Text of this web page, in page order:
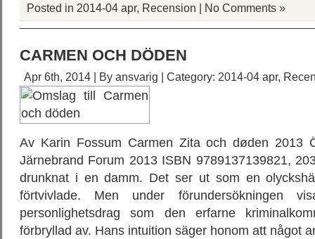
Posted in 2014-04 apr, Recension | No Comments »
CARMEN OCH DÖDEN
Apr 6th, 2014 | By ansvarig | Category: 2014-04 apr,
Av Karin Fossum Carmen Zita och døden 2013
Järnebrand Forum 2013 ISBN 9789137139821,
drunknat i en damm. Det ser ut som en
förtvivlade. Men under förundersökningen
personlighetsdrag som den erfarne
förbryllad av. Hans intuition säger honom att något